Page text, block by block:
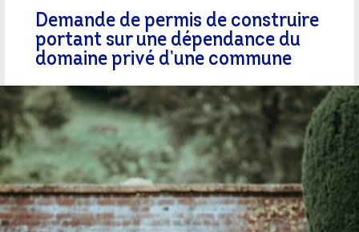
Demande de permis de construire
portant sur une dépendance du
domaine privé d’une commune